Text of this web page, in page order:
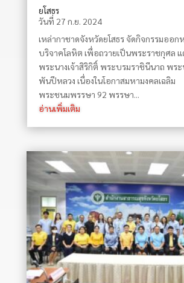
ยโสธร
วันที่ 27 ก.ย. 2024
เหล่ากาชาดจังหวัดยโสธร จัดกิจกรรมออก
บริจาคโลหิต เพื่อถวายเป็นพระราชกุศล แ
พระนางเจ้าสิริกิติ์ พระบรมราชินีนาถ พร
พันปีหลวง เนื่องในโอกาสมหามงคลเฉลิม
พระชนมพรรษา 92 พรรษา...
อ่านเพิ่มเติม